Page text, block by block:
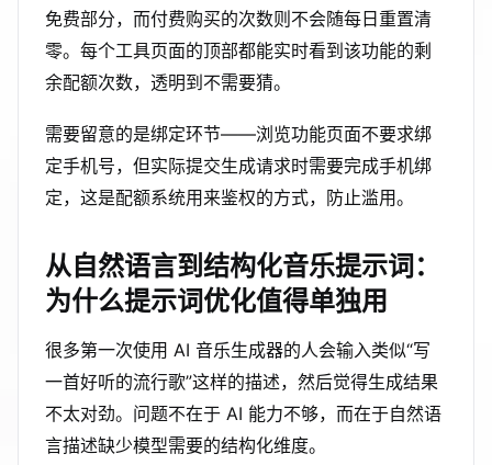
免费部分，而付费购买的次数则不会随每日重置清
零。每个工具页面的顶部都能实时看到该功能的剩
余配额次数，透明到不需要猜。
需要留意的是绑定环节——浏览功能页面不要求绑
定手机号，但实际提交生成请求时需要完成手机绑
定，这是配额系统用来鉴权的方式，防止滥用。
从自然语言到结构化音乐提示词：
为什么提示词优化值得单独用
很多第一次使用 AI 音乐生成器的人会输入类似“写
一首好听的流行歌”这样的描述，然后觉得生成结果
不太对劲。问题不在于 AI 能力不够，而在于自然语
言描述缺少模型需要的结构化维度。